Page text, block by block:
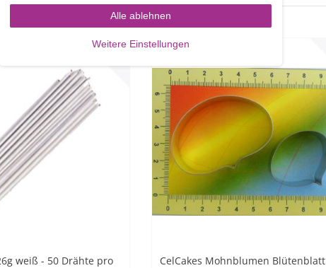
weiß - 50 Drähte pro
CelCakes Mohnblumen Blütenblatt
Alle ablehnen
Weitere Einstellungen